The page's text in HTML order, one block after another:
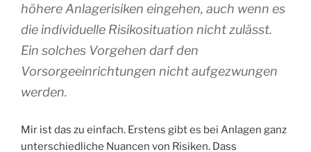
höhere Anlagerisiken eingehen, auch wenn es
die individuelle Risikosituation nicht zulässt.
Ein solches Vorgehen darf den
Vorsorgeeinrichtungen nicht aufgezwungen
werden.
Mir ist das zu einfach. Erstens gibt es bei Anlagen ganz
unterschiedliche Nuancen von Risiken. Dass